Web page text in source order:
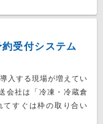
約受付システム
入する現場が増えてい
会社は「冷凍・冷蔵倉
てすぐは枠の取り合い